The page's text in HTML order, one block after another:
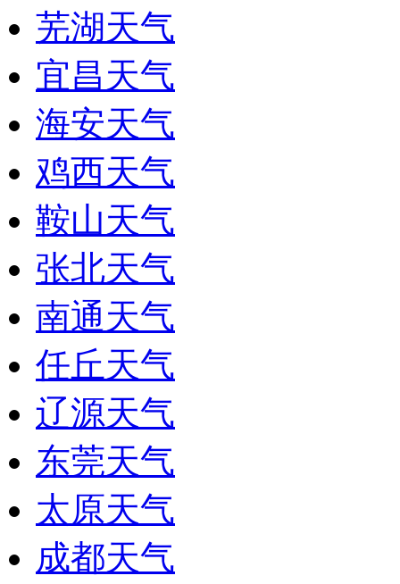
芜湖天气
宜昌天气
海安天气
鸡西天气
鞍山天气
张北天气
南通天气
任丘天气
辽源天气
东莞天气
太原天气
成都天气